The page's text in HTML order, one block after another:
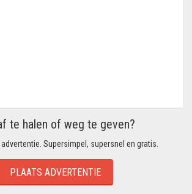
te halen of weg te geven?
Supersimpel, supersnel en gratis.
PLAATS ADVERTENTIE